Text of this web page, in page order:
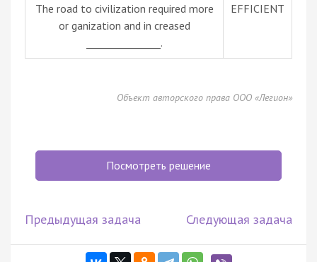
The road to civilization required more
or ganization and in creased
_______________.
EFFICIENT
Объект авторского права ООО «Легион»
Посмотреть решение
Предыдущая задача Следующая задача